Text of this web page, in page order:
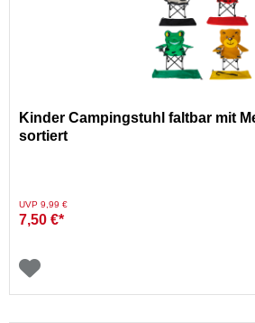
Kinder Campingstuhl faltbar mit
sortiert
Preis reduziert von
UVP 9,99 €auf
7,50 €*